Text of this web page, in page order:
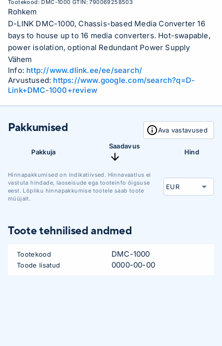
Tootekood: DMC-1000 GTIN:790069258503
Rohkem
D-LINK DMC-1000, Chassis-based Media Converter 16
bays to house up to 16 media converters. Hot-swapable,
power isolation, optional Redundant Power Supply
Vähem
Info: http://www.dlink.ee/ee/search/
Arvustused: https://www.google.com/search?q=D-
Link+DMC-1000+review
Pakkumised Ava vastavused
Pakkuja
Saadavus
Hind
Hinnapakkumised on indikatiivsed. Hinnavaatlus ei
vastuta hindade, laoseisude ega tooteinfo õigsuse
eest. Lõpliku hinnapakkumise tootele saab toote
müüjalt.
Toote tehnilised andmed
Tootekood DMC-1000
Toode lisatud 0000-00-00